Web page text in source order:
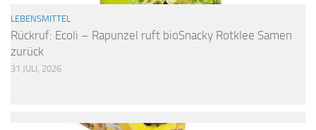
LEBENSMITTEL
Rückruf: Ecoli – Rapunzel ruft bioSnacky Rotklee Samen
zurück
31 JULI, 2026